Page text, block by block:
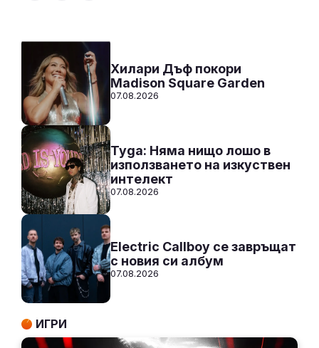
СЛУШАЙ
Хилари Дъф покори
Madison Square Garden
07.08.2026
Tyga: Няма нищо лошо в
използването на изкуствен
интелект
07.08.2026
Electric Callboy се завръщат
с новия си албум
07.08.2026
ИГРИ